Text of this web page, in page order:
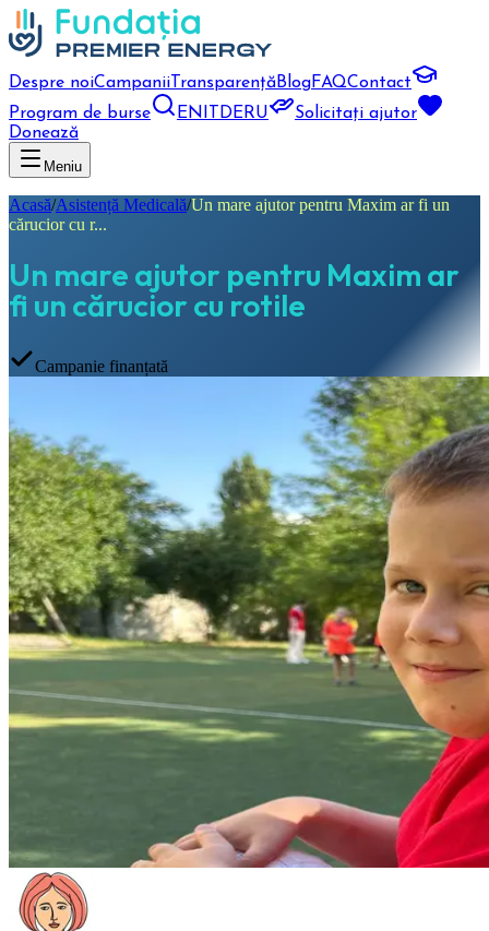
Despre noiCampanii TransparențăBlogFAQContact
Program de burse
EN DERU
Solicitați ajutor
Donează
Meniu
Acasă/Asistență Medicală/Un mare ajutor pentru Maxim ar fi un
cărucior cu r...
Un mare ajutor pentru Maxim ar
fi un cărucior cu rotile
Campanie finanțată